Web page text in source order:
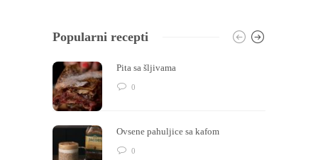
Popularni recepti
Pita sa šljivama
0
Ovsene pahuljice sa kafom
0